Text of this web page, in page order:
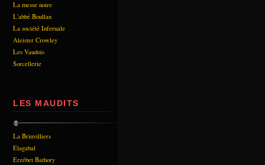
La messe noire
L'abbé Boullan
La société Infernale
Aleister Crowley
Les Vaudois
Sorcellerie
LES MAUDITS
La Brinvilliers
Elagabal
Erzébet Bathory